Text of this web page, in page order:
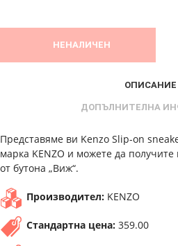
НЕНАЛИЧЕН
ОПИСАНИЕ
ДОПЪЛНИТЕЛНА
Представяме ви Kenzo Slip-on
марка KENZO и можете да
от бутона „Виж“.
Производител: KENZO
Стандартна цена: 359.00